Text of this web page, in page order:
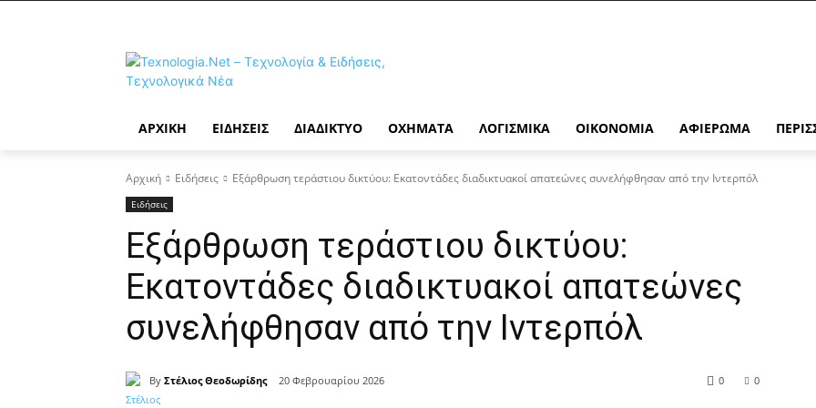
ΑΡΧΙΚΉ ΕΙΔΉΣΕΙΣ ΔΙΑΔΊΚΤΥΟ ΟΧΉΜΑΤΑ ΛΟΓΙΣΜΙΚΆ ΟΙΚΟΝΟΜΊΑ ΑΦΙΈΡΩΜΑ
Αρχική Ειδήσεις Εξάρθρωση τεράστιου δικτύου: Εκατοντάδες διαδικτυακοί απατεώνες συνελήφθησαν από την Ιντερπόλ
Ειδήσεις
Εξάρθρωση τεράστιου δικτύου:
Εκατοντάδες διαδικτυακοί απατεώνες
συνελήφθησαν από την Ιντερπόλ
By Στέλιος Θεοδωρίδης 20 Φεβρουαρίου 2026 0
0